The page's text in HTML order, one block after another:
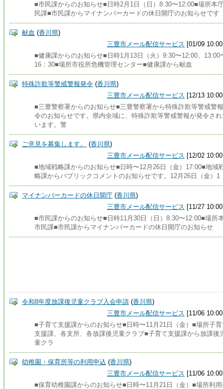
■市民課からのお知らせ■日時2月1日（日）8:30〜12:00■場所本
民課■市民課からマイナンバーカードの休日開庁のお知らせです
献血 (香川県)
三豊市メール配信サービス [01/09
■健康課からのお知らせ■日時1月13日（火）9:30〜12:00、13:00
16：30■場所市役所危機管理センター■健康課から献血
特殊詐欺等警戒警報発令 (香川県)
三豊市メール配信サービス [12/13
■三豊警察署からのお知らせ■三豊警察署から特殊詐欺等警戒警
令のお知らせです。県内全域に、特殊詐欺等警戒警報が発令さ
います。警
ご意見を募集します。 (香川県)
三豊市メール配信サービス [12/02
■地域戦略課からのお知らせ■日時〜12月26日（金）17:00■地域
略課からパブリックコメントのお知らせです。12月26日（金）1
マイナンバーカードの休日開庁 (香川県)
三豊市メール配信サービス [11/27
■市民課からのお知らせ■日時11月30日（日）8:30〜12:00■場所
市民課■市民課からマイナンバーカードの休日開庁のお知らせ
令和8年度放課後児童クラブ入会申請 (香川県)
三豊市メール配信サービス [11/06
■子育て支援課からのお知らせ■日時〜11月21日（金）■場所子
支援課、各支所、各放課後児童クラブ■子育て支援課から放課後
童クラ
幼稚園・保育所等の利用申込 (香川県)
三豊市メール配信サービス [11/06
■保育幼稚園課からのお知らせ■日時〜11月21日（金）■場所利